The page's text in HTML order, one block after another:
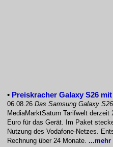
• Preiskracher Galaxy S26
06.08.26 Das Samsung Galaxy
MediaMarktSaturn Tarifwelt
Euro für das Gerät. Im Paket
Nutzung des Vodafone-Netzes.
Rechnung über 24 Monate. ...mehr